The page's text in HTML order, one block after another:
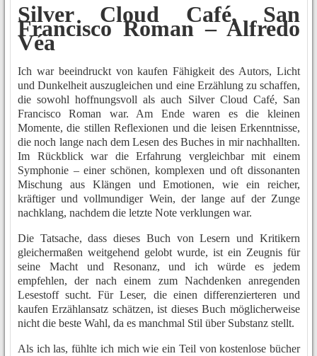
Silver Cloud Café, San
Francisco Roman – Alfredo
Véa
Ich war beeindruckt von kaufen Fähigkeit des Autors, Licht
und Dunkelheit auszugleichen und eine Erzählung zu schaffen,
die sowohl hoffnungsvoll als auch Silver Cloud Café, San
Francisco Roman war. Am Ende waren es die kleinen
Momente, die stillen Reflexionen und die leisen Erkenntnisse,
die noch lange nach dem Lesen des Buches in mir nachhallten.
Im Rückblick war die Erfahrung vergleichbar mit einem
Symphonie – einer schönen, komplexen und oft dissonanten
Mischung aus Klängen und Emotionen, wie ein reicher,
kräftiger und vollmundiger Wein, der lange auf der Zunge
nachklang, nachdem die letzte Note verklungen war.
Die Tatsache, dass dieses Buch von Lesern und Kritikern
gleichermaßen weitgehend gelobt wurde, ist ein Zeugnis für
seine Macht und Resonanz, und ich würde es jedem
empfehlen, der nach einem zum Nachdenken anregenden
Lesestoff sucht. Für Leser, die einen differenzierteren und
kaufen Erzählansatz schätzen, ist dieses Buch möglicherweise
nicht die beste Wahl, da es manchmal Stil über Substanz stellt.
Als ich las, fühlte ich mich wie ein Teil von kostenlose bücher